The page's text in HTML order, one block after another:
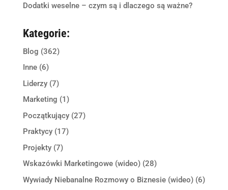
Dodatki weselne – czym są i dlaczego są ważne?
Kategorie:
Blog (362)
Inne(6)
Liderzy(7)
Marketing (1)
Początkujący(27)
Praktycy(17)
Projekty(7)
Wskazówki Marketingowe (wideo)(28)
Wywiady Niebanalne Rozmowy o Biznesie (wideo)(6)